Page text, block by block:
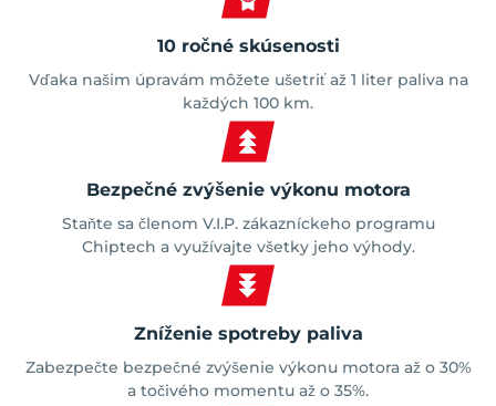
10 ročné skúsenosti
Vďaka našim úpravám môžete ušetriť až 1 liter paliva na
každých 100 km.
Bezpečné zvýšenie výkonu motora
Staňte sa členom V.I.P. zákazníckeho programu
Chiptech a využívajte všetky jeho výhody.
Zníženie spotreby paliva
Zabezpečte bezpečné zvýšenie výkonu motora až o 30%
a točivého momentu až o 35%.